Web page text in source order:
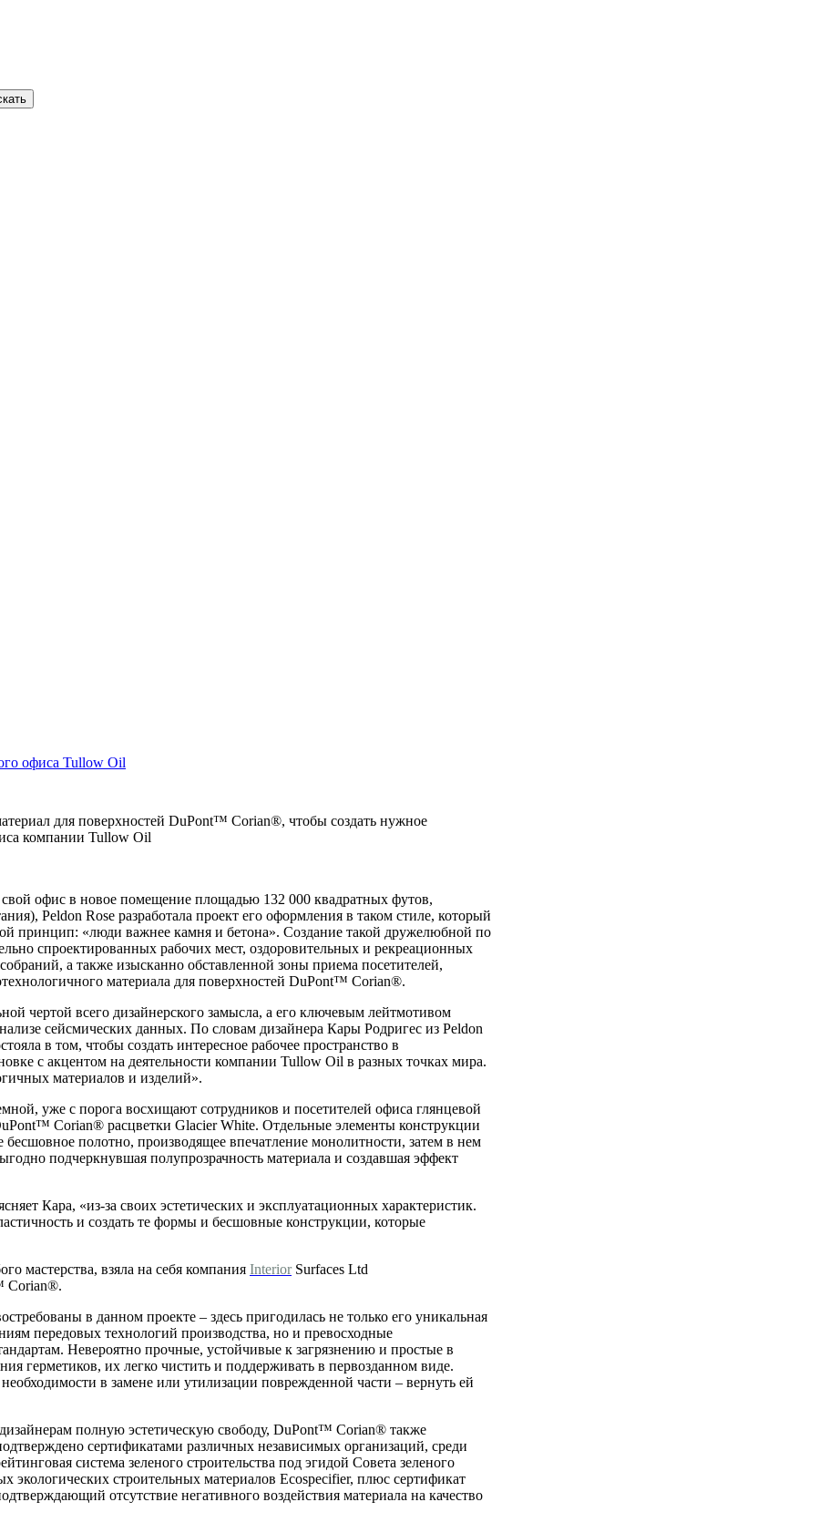
офиса Tullow Oil
для поверхностей DuPont™ Corian®, чтобы создать нужное
компании Tullow Oil
офис в новое помещение площадью 132 000 квадратных футов,
Peldon Rose разработала проект его оформления в таком стиле, который
принцип: «люди важнее камня и бетона». Создание такой дружелюбной по
спроектированных рабочих мест, оздоровительных и рекреационных
а также изысканно обставленной зоны приема посетителей,
материала для поверхностей DuPont™ Corian®.
чертой всего дизайнерского замысла, а его ключевым лейтмотивом
сейсмических данных. По словам дизайнера Кары Родригес из Peldon
в том, чтобы создать интересное рабочее пространство в
с акцентом на деятельности компании Tullow Oil в разных точках мира.
материалов и изделий».
уже с порога восхищают сотрудников и посетителей офиса глянцевой
Corian® расцветки Glacier White. Отдельные элементы конструкции
полотно, производящее впечатление монолитности, затем в нем
подчеркнувшая полупрозрачность материала и создавшая эффект
Кара, «из-за своих эстетических и эксплуатационных характеристик.
и создать те формы и бесшовные конструкции, которые
мастерства, взяла на себя компания InteriorSurfaces Ltd
Corian®.
в данном проекте – здесь пригодилась не только его уникальная
передовых технологий производства, но и превосходные
Невероятно прочные, устойчивые к загрязнению и простые в
герметиков, их легко чистить и поддерживать в первозданном виде.
в замене или утилизации поврежденной части – вернуть ей
полную эстетическую свободу, DuPont™ Corian® также
сертификатами различных независимых организаций, среди
система зеленого строительства под эгидой Совета зеленого
строительных материалов Ecospecifier, плюс сертификат
отсутствие негативного воздействия материала на качество